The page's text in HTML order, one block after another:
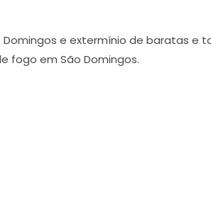
e extermínio de baratas e
fogo em São Domingos.